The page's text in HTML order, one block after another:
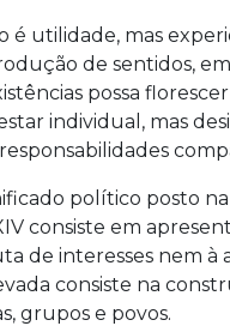
é utilidade, mas
de sentidos,
possa
individual, mas
político posto
consiste em
de interesses nem à
consiste na
grupos e povos.